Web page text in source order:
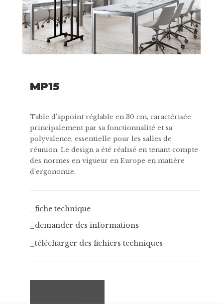
MP15
Table d’appoint réglable en 30 cm, caractérisée
principalement par sa fonctionnalité et sa
polyvalence, essentielle pour les salles de
réunion. Le design a été réalisé en tenant compte
des normes en vigueur en Europe en matière
d’ergonomie.
_fiche technique
_demander des informations
_télécharger des fichiers techniques